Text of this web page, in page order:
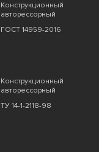
Конструкционный
авторессорный
ГОСТ 14959-2016
Конструкционный
авторессорный
ТУ 14-1-2118-98